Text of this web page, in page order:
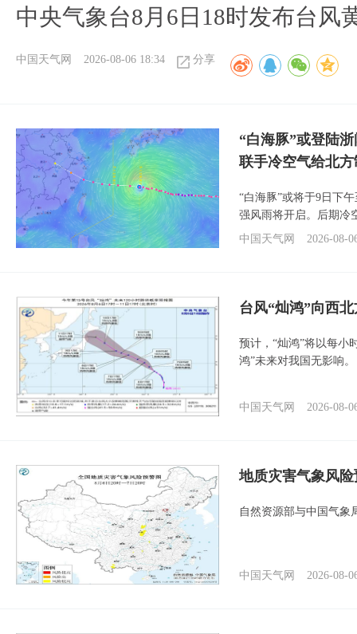
中央气象台8月6日18时发布台风
中国天气网 2026-08-06 18:34 分享
“白海豚”或登陆
联手冷空气给北
“白海豚”或将于9日下
强风雨将开启。后期冷
中国天气网
2026-08-
台风“灿鸿”向西
预计，“灿鸿”将以每小
鸿”未来对我国无影响。
中国天气网 2026-08-
地质灾害气象风
自然资源部与中国气象
中国天气网 2026-08-